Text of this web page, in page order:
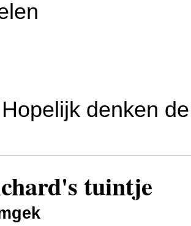
denken
tuintje